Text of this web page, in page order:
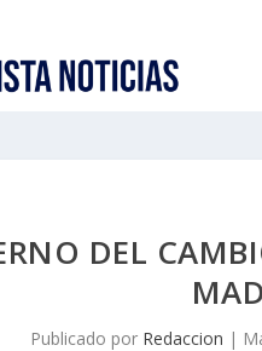
DEL
Publicado por Redaccion |